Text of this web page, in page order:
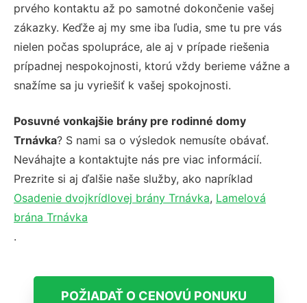
prvého kontaktu až po samotné dokončenie vašej
zákazky. Keďže aj my sme iba ľudia, sme tu pre vás
nielen počas spolupráce, ale aj v prípade riešenia
prípadnej nespokojnosti, ktorú vždy berieme vážne a
snažíme sa ju vyriešiť k vašej spokojnosti.
Posuvné vonkajšie brány pre rodinné domy
Trnávka? S nami sa o výsledok nemusíte obávať.
Neváhajte a kontaktujte nás pre viac informácií.
Prezrite si aj ďalšie naše služby, ako napríklad
Osadenie dvojkrídlovej brány Trnávka, Lamelová
brána Trnávka
.
POŽIADAŤ O CENOVÚ PONUKU